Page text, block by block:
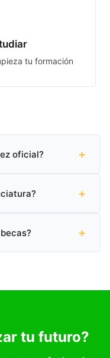
tu formación
oficial? +
Pública) en
+
en el
+
tu futuro?